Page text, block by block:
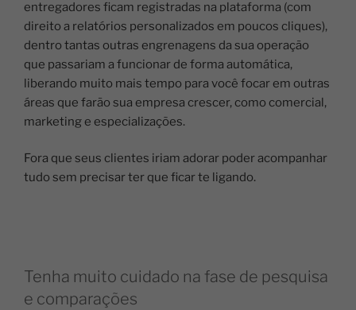
entregadores ficam registradas na plataforma (com
direito a relatórios personalizados em poucos cliques),
dentro tantas outras engrenagens da sua operação
que passariam a funcionar de forma automática,
liberando muito mais tempo para você focar em outras
áreas que farão sua empresa crescer, como comercial,
marketing e especializações.
Fora que seus clientes iriam adorar poder acompanhar
tudo sem precisar ter que ficar te ligando.
Tenha muito cuidado na fase de pesquisa
e comparações